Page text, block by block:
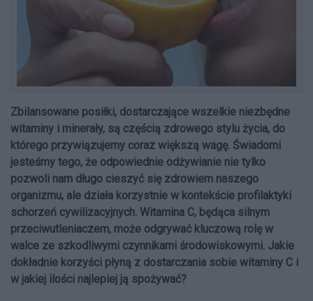
Zbilansowane posiłki, dostarczające wszelkie niezbędne
witaminy i minerały, są częścią zdrowego stylu życia, do
którego przywiązujemy coraz większą wagę. Świadomi
jesteśmy tego, że odpowiednie odżywianie nie tylko
pozwoli nam długo cieszyć się zdrowiem naszego
organizmu, ale działa korzystnie w kontekście profilaktyki
schorzeń cywilizacyjnych. Witamina C, będąca silnym
przeciwutleniaczem, może odgrywać kluczową rolę w
walce ze szkodliwymi czynnikami środowiskowymi. Jakie
dokładnie korzyści płyną z dostarczania sobie witaminy C i
w jakiej ilości najlepiej ją spożywać?